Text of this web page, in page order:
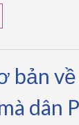
bản
dân